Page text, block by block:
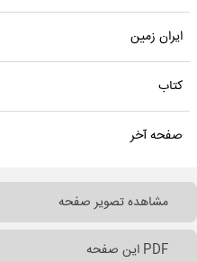
ایران زمین
کتاب
صفحه آخر
مشاهده تصویر صفحه
PDF این صفحه